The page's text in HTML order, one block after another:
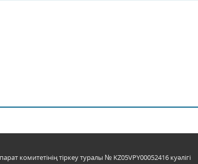
комитетінің тіркеу туралы № KZ05VPY00052416 куәлігі